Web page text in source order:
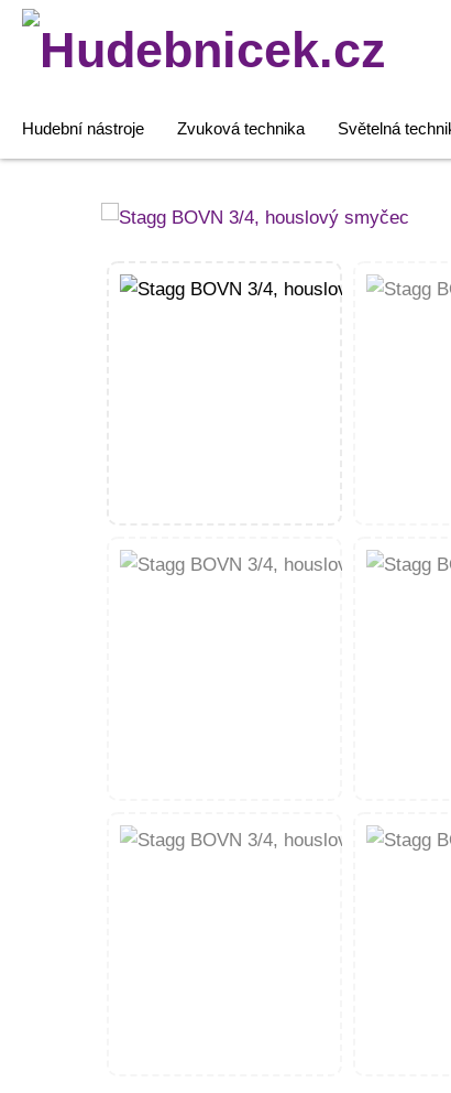
Hledat:
Hudební nástroje Zvuková technika Světelná
Stagg
3/4,